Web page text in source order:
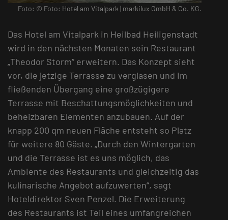
Foto: © Foto: Hotel am Vitalpark | markilux GmbH & Co. KG.
Das Hotel am Vitalpark in Heilbad Heiligenstadt
wird in den nächsten Monaten sein Restaurant
„Theodor Storm“ erweitern. Das Konzept sieht
vor, die jetzige Terrasse zu verglasen und im
fließenden Übergang eine großzügigere
Terrasse mit Beschattungsmöglichkeiten und
beheizbaren Elementen anzubauen. Auf der
knapp 200 qm neuen Fläche entsteht so Platz
für weitere 80 Gäste. „Durch den Wintergarten
und die Terrasse ist es uns möglich, das
Ambiente des Restaurants und gleichzeitig das
kulinarische Angebot aufzuwerten“, sagt
Hoteldirektor Sven Penzel. Die Erweiterung
des Restaurants ist Teil eines umfangreichen